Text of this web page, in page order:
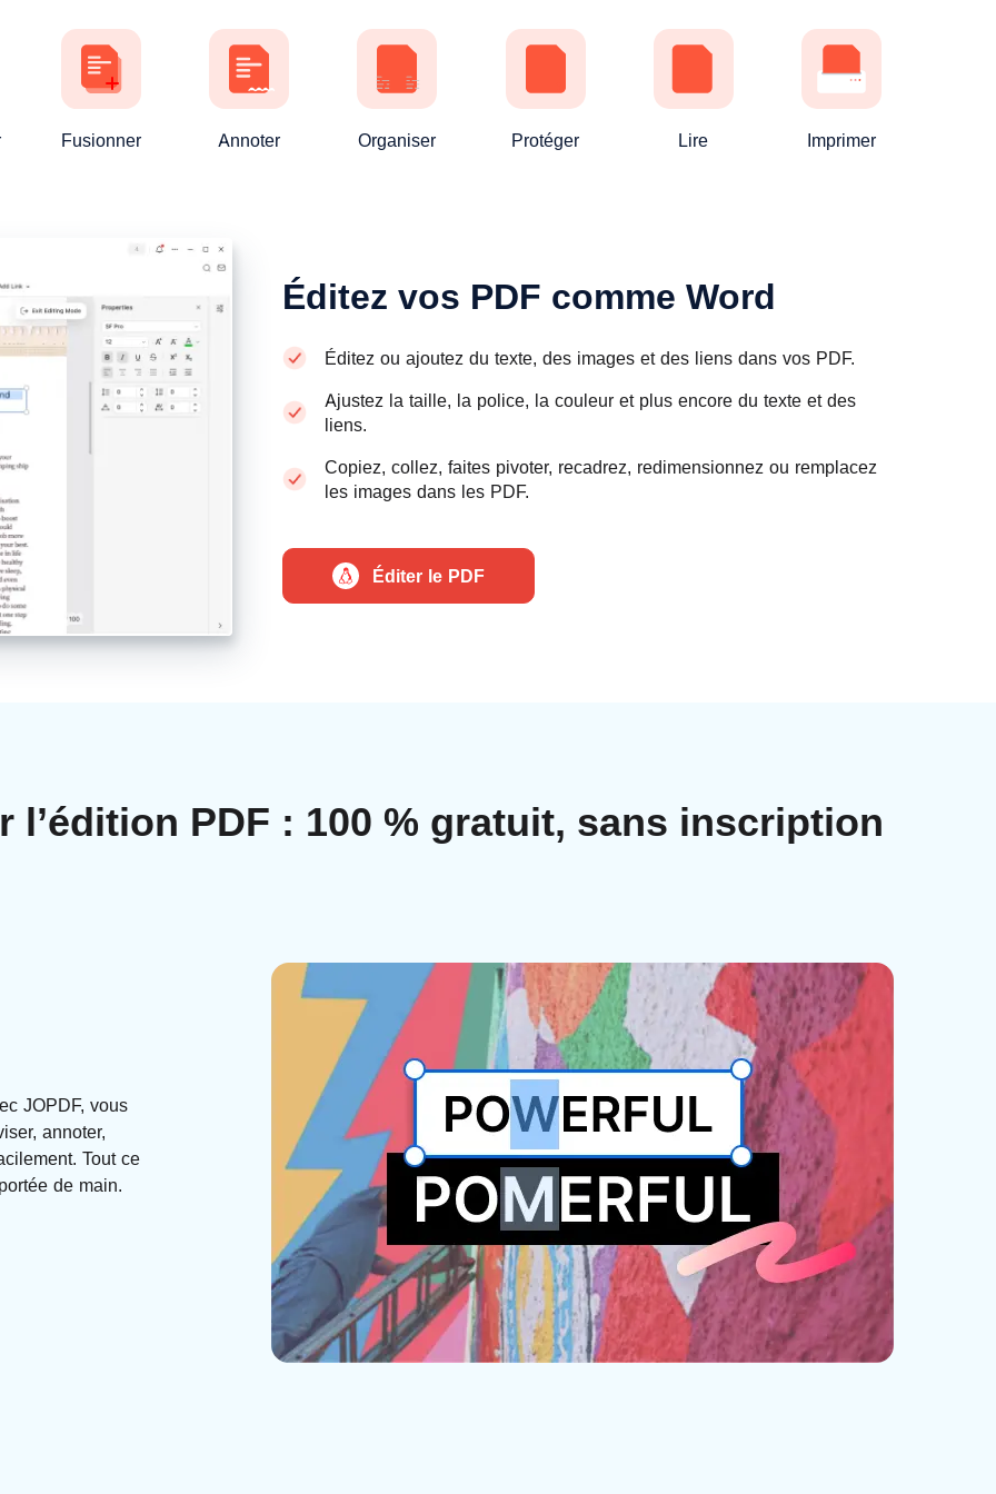
Fusionner Annoter Organiser Protéger Lire Imprimer
Éditez vos PDF comme Word
Éditez ou ajoutez du texte, des images et des liens dans vos PDF.
Ajustez la taille, la police, la couleur et plus encore du texte et des
liens.
Copiez, collez, faites pivoter, recadrez, redimensionnez ou remplacez
les images dans les PDF.
Éditer le PDF
PDF : 100 % gratuit, sans inscription
JOPDF, vous
annoter,
Tout ce
de main.